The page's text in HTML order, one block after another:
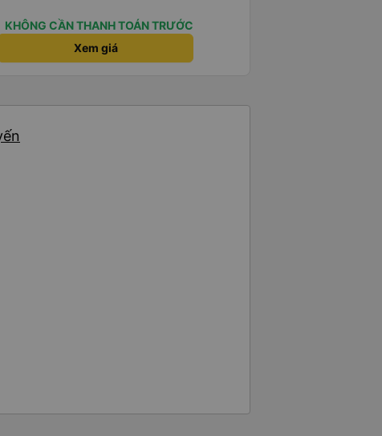
người trải nghiệm, đi 5-6 tiếng
mệt mỏi gì cả
KHÔNG CẦN THANH TOÁN TRƯỚC
Xem giá